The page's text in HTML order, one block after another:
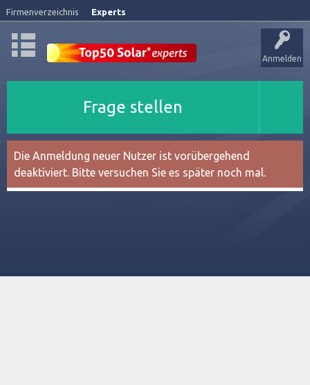
Firmenverzeichnis Experts
Anmelden
Frage stellen
Die Anmeldung neuer Nutzer ist vorübergehend
deaktiviert. Bitte versuchen Sie es später noch mal.